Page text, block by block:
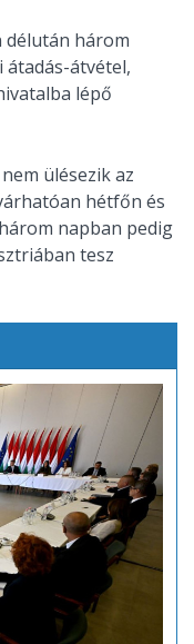
három
átvétel,
lépő
ülésezik az
hétfőn és
napban pedig
tesz